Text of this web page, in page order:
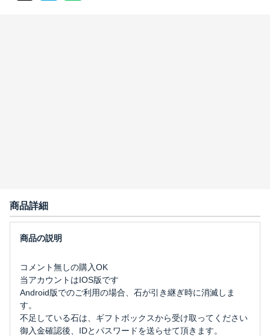
商品詳細
コメント無しの購入OK
当アカウントはIOS版です
Android版でのご利用の場合、石が引き継ぎ時に消滅しま
す。
不足している石は、ギフトボックスから受け取ってください
御入金確認後、IDとパスワードを送らせて頂きます。